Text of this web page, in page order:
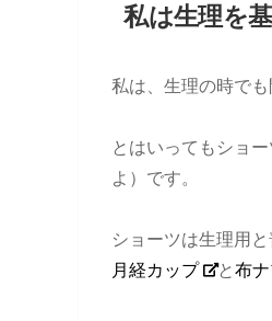
私は生理を
私は、生理の時で
とはいってもショ
よ）です。
ショーツは生理用
月経カップ
と布